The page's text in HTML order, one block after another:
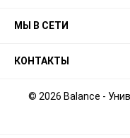
МЫ В СЕТИ
КОНТАКТЫ
© 2026 Balance -